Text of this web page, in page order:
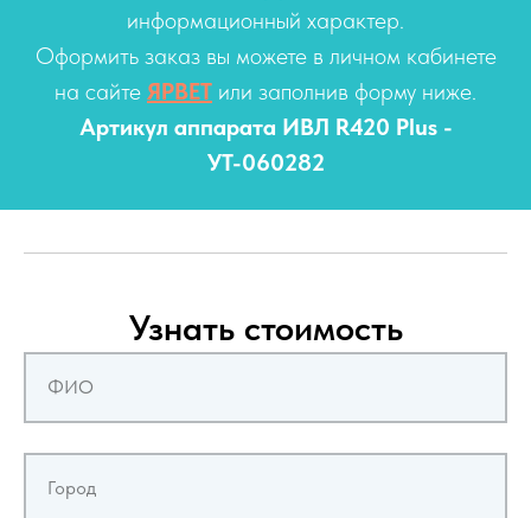
информационный характер.
Оформить заказ вы можете в личном кабинете
на сайте ЯРВЕТ или заполнив форму ниже.
Артикул аппарата ИВЛ R420 Plus -
УТ-060282
Узнать стоимость
ФИО
Город